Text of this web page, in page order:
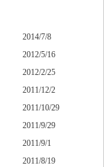
2014/7/8
2012/5/16
2012/2/25
2011/12/2
2011/10/29
2011/9/29
2011/9/1
2011/8/19